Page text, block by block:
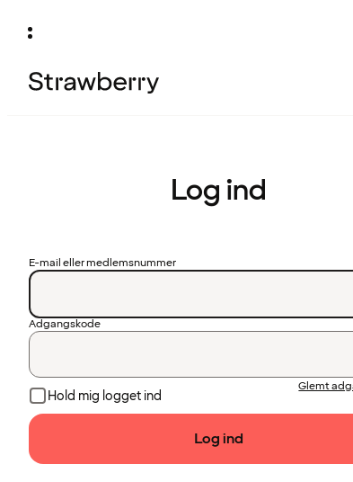
Log ind
E-mail eller medlemsnummer
Adgangskode
Hold mig logget ind
Glemt
Log ind